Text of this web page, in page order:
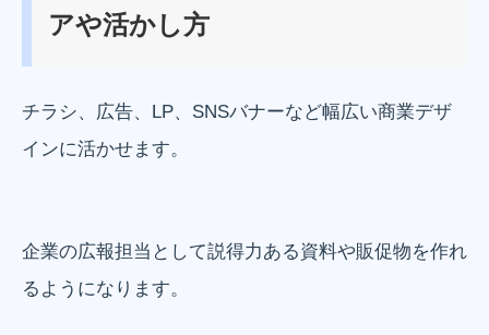
アや活かし方
チラシ、広告、LP、SNSバナーなど幅広い商業デザ
インに活かせます。
企業の広報担当として説得力ある資料や販促物を作れ
るようになります。